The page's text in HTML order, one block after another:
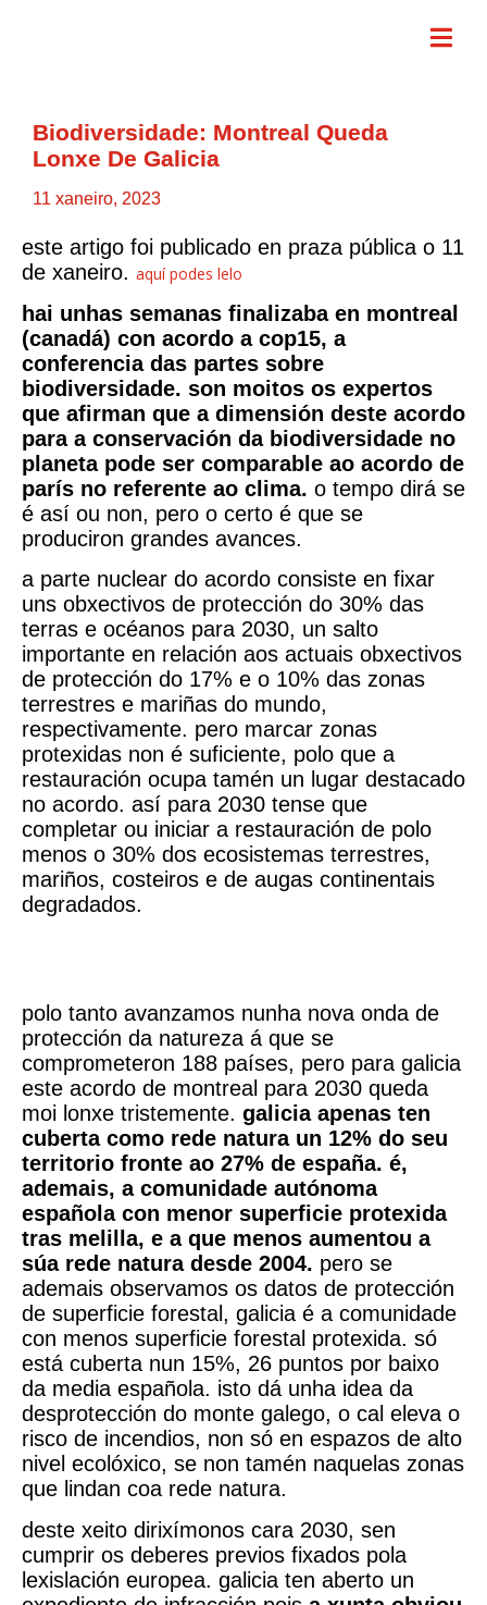
Biodiversidade: Montreal Queda
Lonxe De Galicia
11 xaneiro, 2023
este artigo foi publicado en praza pública o 11
de xaneiro. aquí podes lelo
hai unhas semanas finalizaba en montreal
(canadá) con acordo a cop15, a
conferencia das partes sobre
biodiversidade. son moitos os expertos
que afirman que a dimensión deste acordo
para a conservación da biodiversidade no
planeta pode ser comparable ao acordo de
parís no referente ao clima. o tempo dirá se
é así ou non, pero o certo é que se
produciron grandes avances.
a parte nuclear do acordo consiste en fixar
uns obxectivos de protección do 30% das
terras e océanos para 2030, un salto
importante en relación aos actuais obxectivos
de protección do 17% e o 10% das zonas
terrestres e mariñas do mundo,
respectivamente. pero marcar zonas
protexidas non é suficiente, polo que a
restauración ocupa tamén un lugar destacado
no acordo. así para 2030 tense que
completar ou iniciar a restauración de polo
menos o 30% dos ecosistemas terrestres,
mariños, costeiros e de augas continentais
degradados.
polo tanto avanzamos nunha nova onda de
protección da natureza á que se
comprometeron 188 países, pero para galicia
este acordo de montreal para 2030 queda
moi lonxe tristemente. galicia apenas ten
cuberta como rede natura un 12% do seu
territorio fronte ao 27% de españa. é,
ademais, a comunidade autónoma
española con menor superficie protexida
tras melilla, e a que menos aumentou a
súa rede natura desde 2004. pero se
ademais observamos os datos de protección
de superficie forestal, galicia é a comunidade
con menos superficie forestal protexida. só
está cuberta nun 15%, 26 puntos por baixo
da media española. isto dá unha idea da
desprotección do monte galego, o cal eleva o
risco de incendios, non só en espazos de alto
nivel ecolóxico, se non tamén naquelas zonas
que lindan coa rede natura.
deste xeito dirixímonos cara 2030, sen
cumprir os deberes previos fixados pola
lexislación europea. galicia ten aberto un